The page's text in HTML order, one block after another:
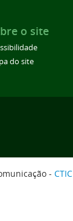
o site
do site
- CTIC